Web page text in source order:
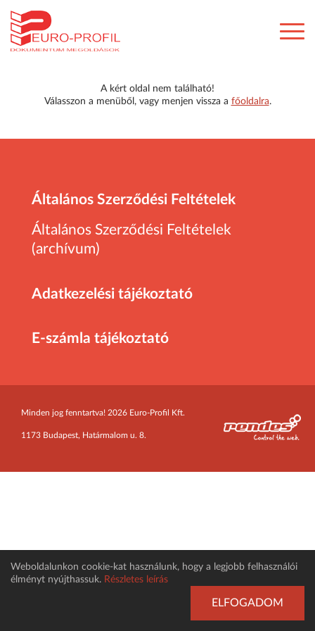
A kért oldal nem található!
Válasszon a menüből, vagy menjen vissza a főoldalra.
Általános Szerződési Feltételek
Általános Szerződési Feltételek
(archívum)
Adatkezelési tájékoztató
E-számla tájékoztató
Minden jog fenntartva! 2026 Euro-Profil Kft.
1173 Budapest, Határmalom u. 8.
Weboldalunkon cookie-kat használunk, hogy a legjobb felhasználói
élményt nyújthassuk. Részletes leírás
ELFOGADOM